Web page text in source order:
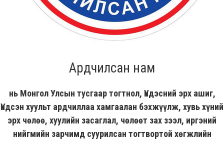
Ардчилсан нам
нь Монгол Улсын тусгаар тогтнол, Үндэсний эрх ашиг,
Үндсэн хуульт ардчиллаа хамгаалан бэхжүүлж, хувь хүний
эрх чөлөө, хуулийн засаглал, чөлөөт зах зээл, иргэний
нийгмийн зарчимд суурилсан тогтвортой хөгжлийн